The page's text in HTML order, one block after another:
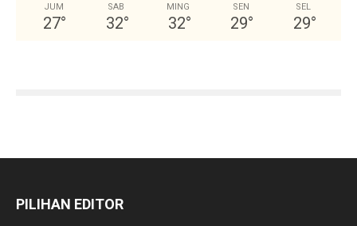
JUM
27°
SAB
32°
MING
32°
SEN
29°
SEL
29°
PILIHAN EDITOR